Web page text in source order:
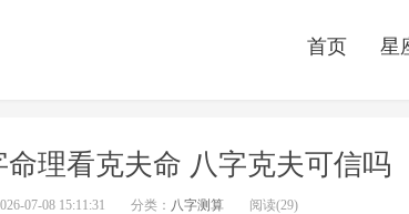
首页 星
命理看克夫命 八字克夫可信吗
07-08 15:11:31 分类： 八字测算 阅读(29)